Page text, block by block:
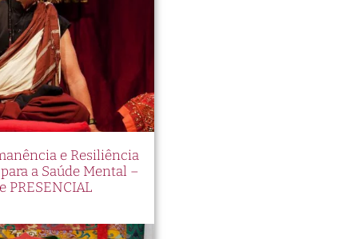
e Resiliência
a Saúde Mental –
PRESENCIAL